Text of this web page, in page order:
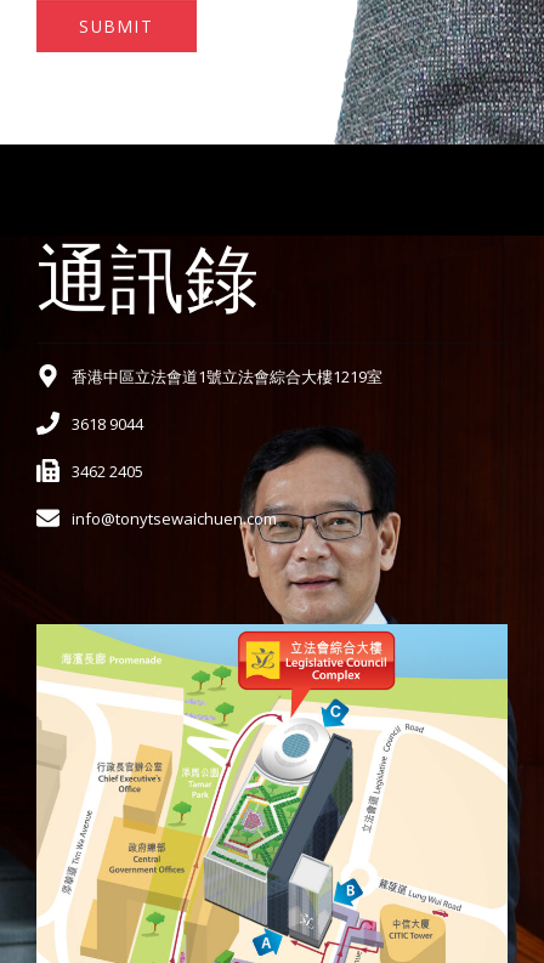
SUBMIT
通訊錄
香港中區立法會道1號立法會綜合大樓1219室
3618 9044
3462 2405
info@tonytsewaichuen.com